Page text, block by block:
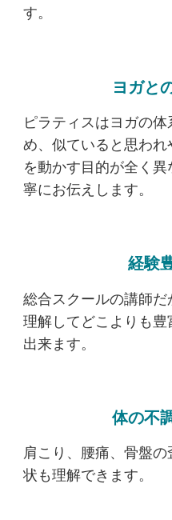
す。
ヨガと
ピラティスはヨガの
め、似ていると思わ
を動かす目的が全く
寧にお伝えします。
経験
総合スクールの講師だ
理解してどこよりも
出来ます。
体の不
肩こり、腰痛、骨盤
状も理解できます。